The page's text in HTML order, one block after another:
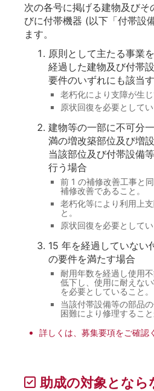
次の各号に掲げる建物及びそ
びに付帯機器 (以下「付帯設
ます。
原則として主たる事業
経過した建物及び付帯
要件のいずれにも該当
老朽化により支障が生じ
原状回復を必要としてい
建物等の一部に不可分
満の増改築部位及び増
当該部位及び付帯設備
行う場合
前 1 の補修改善工事と
補修改善であること。
老朽化等により利用上
と。
原状回復を必要としてい
15 年を経過していない
の要件を満たす場合
耐用年数を経過し使用
低下し、使用に耐えな
を必要としていること。
当該付帯設備等の部品
困難により修理すること
詳しくは、募集要項をご確認
助成の対象となら